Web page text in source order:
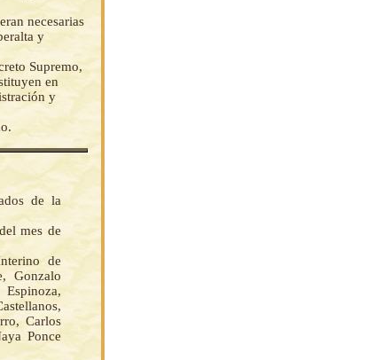
necesarias
y
Supremo,
en
y
de la
mes de
de
Gonzalo
Carlos
Ponce